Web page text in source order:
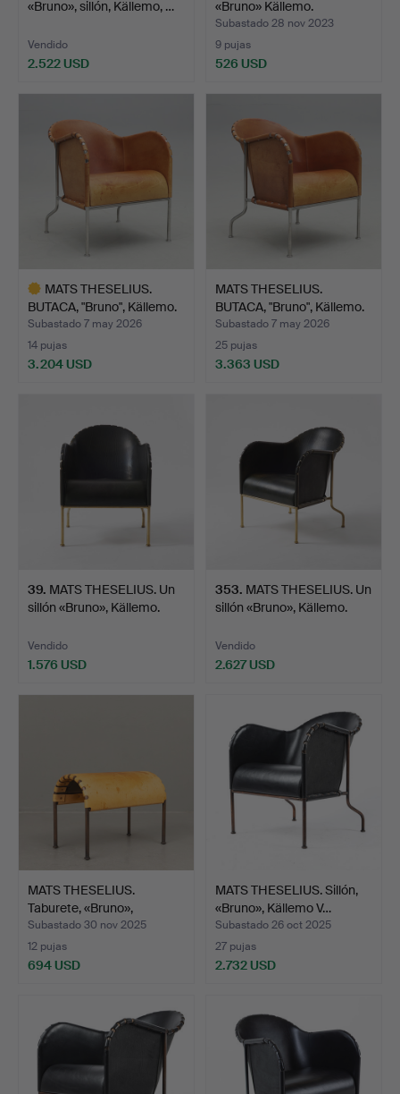
«Bruno», sillón, Källemo, …
Vendido
2.522 USD
«Bruno» Källemo.
Subastado 28 nov 2023
9 pujas
526 USD
MATS THESELIUS.
BUTACA, "Bruno", Källemo.
Subastado 7 may 2026
14 pujas
3.204 USD
MATS THESELIUS.
BUTACA, "Bruno", Källemo.
Subastado 7 may 2026
25 pujas
3.363 USD
39. MATS THESELIUS. Un
sillón «Bruno», Källemo.
Vendido
1.576 USD
353. MATS THESELIUS. Un
sillón «Bruno», Källemo.
Vendido
2.627 USD
MATS THESELIUS.
Taburete, «Bruno»,
Källemo…
Subastado 30 nov 2025
12 pujas
694 USD
MATS THESELIUS. Sillón,
«Bruno», Källemo V…
Subastado 26 oct 2025
27 pujas
2.732 USD